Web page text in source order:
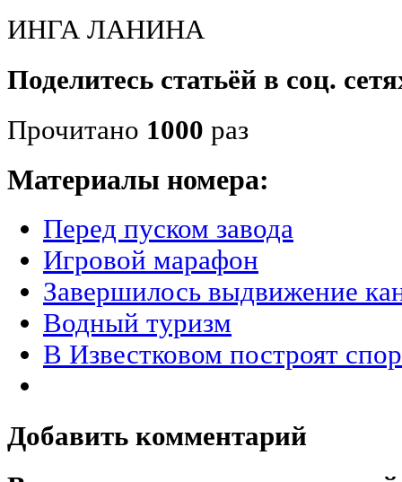
ИНГА ЛАНИНА
Поделитесь статьёй в соц.
Прочитано 1000 раз
Материалы номера:
Перед пуском завода
Игровой марафон
Завершилось выдвижение
Водный туризм
В Известковом построят
Добавить комментарий